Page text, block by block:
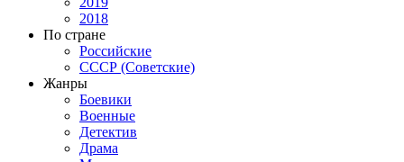
2018
По стране
Российские
СССР (Советские)
Жанры
Боевики
Военные
Детектив
Драма